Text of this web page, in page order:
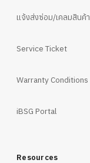
แจ้งส่งซ่อม/เคลมสินค้า
Service Ticket
Warranty Conditions
iBSG Portal
Resources